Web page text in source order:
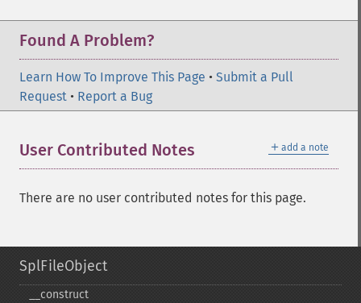
Found A Problem?
Learn How To Improve This Page • Submit a Pull
Request • Report a Bug
＋ add a note
User Contributed Notes
There are no user contributed notes for this page.
SplFileObject
_​_​construct